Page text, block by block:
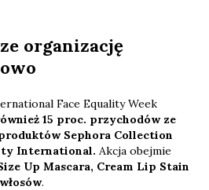
organizację
Face Equality Week
15 proc. przychodów ze
Sephora Collection
International. Akcja obejmie
Up Mascara, Cream Lip Stain
.